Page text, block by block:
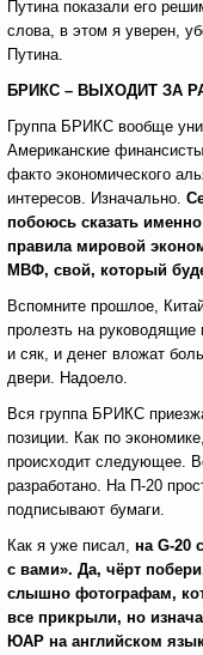
Путина показали его
слова, в этом я уверен,
Путина.
БРИКС – ВЫХОДИТ ЗА
Группа БРИКС вообще
Американские
факто экономического
интересов. Изначально.
побоюсь сказать
правила мировой
МВФ, свой, который
Вспомните прошлое,
пролезть на
и сяк, и денег вложат
двери. Надоело.
Вся группа БРИКС
позиции. Как по
происходит следующее.
разработано. На П-20
подписывают бумаги.
Как я уже писал, на G-20
с вами». Да, чёрт
слышно фотографам,
все прикрыли, но
ЮАР на английском